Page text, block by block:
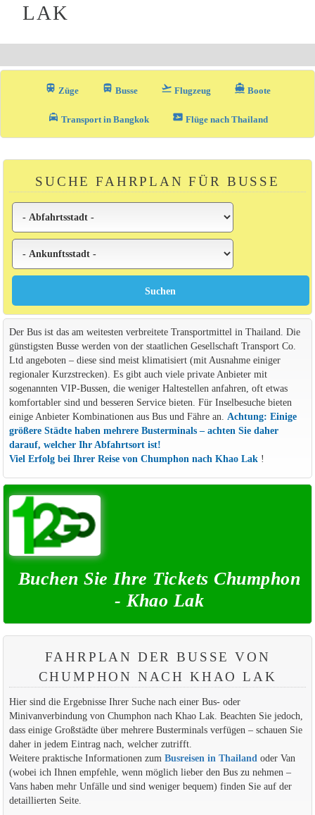
LAK
train Züge directions_bus_filled Busse flight_takeoff Flugzeug directions_boat Boote
local_taxi Transport in Bangkok airplane_ticket Flüge nach Thailand
SUCHE FAHRPLAN FÜR BUSSE
Der Bus ist das am weitesten verbreitete Transportmittel in Thailand. Die
günstigsten Busse werden von der staatlichen Gesellschaft Transport Co.
Ltd angeboten – diese sind meist klimatisiert (mit Ausnahme einiger
regionaler Kurzstrecken). Es gibt auch viele private Anbieter mit
sogenannten VIP-Bussen, die weniger Haltestellen anfahren, oft etwas
komfortabler sind und besseren Service bieten. Für Inselbesuche bieten
einige Anbieter Kombinationen aus Bus und Fähre an. Achtung: Einige
größere Städte haben mehrere Busterminals – achten Sie daher
darauf, welcher Ihr Abfahrtsort ist!
Viel Erfolg bei Ihrer Reise von Chumphon nach Khao Lak!
Buchen Sie Ihre Tickets Chumphon
- Khao Lak
FAHRPLAN DER BUSSE VON
CHUMPHON NACH KHAO LAK
Hier sind die Ergebnisse Ihrer Suche nach einer Bus- oder
Minivanverbindung von Chumphon nach Khao Lak. Beachten Sie jedoch,
dass einige Großstädte über mehrere Busterminals verfügen – schauen Sie
daher in jedem Eintrag nach, welcher zutrifft.
Weitere praktische Informationen zum Busreisen in Thailandoder Van
(wobei ich Ihnen empfehle, wenn möglich lieber den Bus zu nehmen –
Vans haben mehr Unfälle und sind weniger bequem) finden Sie auf der
detaillierten Seite.